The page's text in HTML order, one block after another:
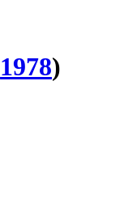
1978)